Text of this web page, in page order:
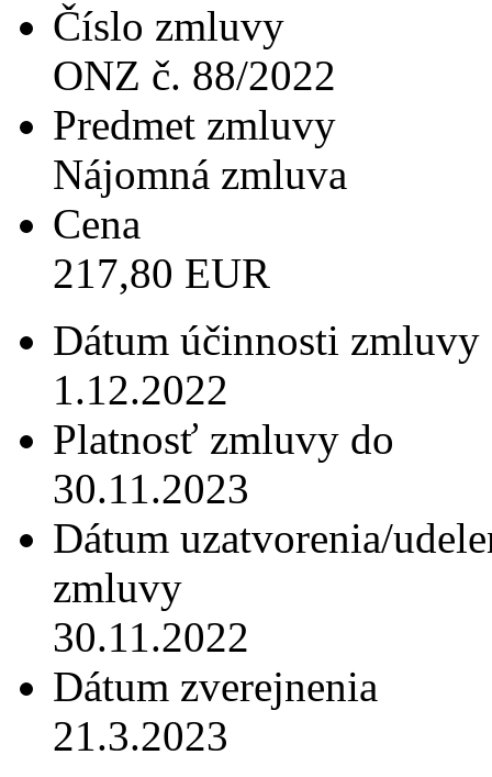
Číslo zmluvy
ONZ č. 88/2022
Predmet zmluvy
Nájomná zmluva
Cena
217,80 EUR
Dátum účinnosti zmluvy
1.12.2022
Platnosť zmluvy do
30.11.2023
Dátum uzatvorenia/
zmluvy
30.11.2022
Dátum zverejnenia
21.3.2023